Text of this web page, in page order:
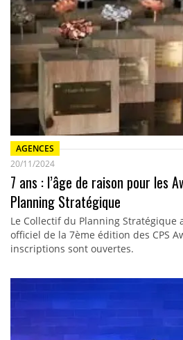
AGENCES
20/11/2024
7 ans : l’âge de raison pour les
Planning Stratégique
Le Collectif du Planning Stratégique
officiel de la 7ème édition des CPS
inscriptions sont ouvertes.